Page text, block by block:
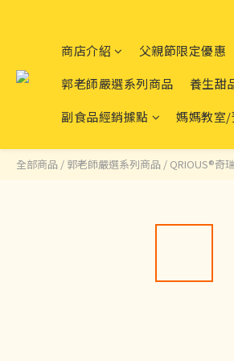
商店介紹 父親節限定優惠
郭老師嚴選系列商品
養生甜
副食品經銷據點
媽媽教室/
全部商品 / 郭老師嚴選系列商品 / QRIOUS®奇